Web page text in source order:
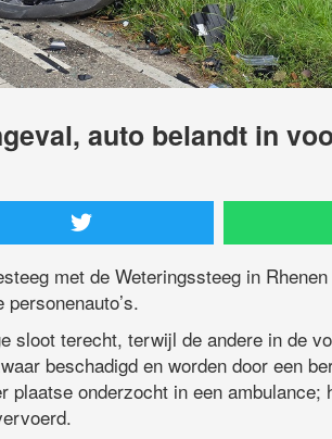
auto belandt in
met de Weteringssteeg in
sloot terecht, terwijl de andere in de
beschadigd en worden door een
plaatse onderzocht in een ambulance;